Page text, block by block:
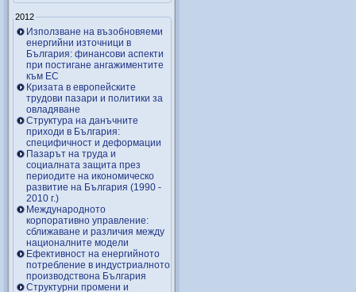
2012
Използване на възобновяеми
енергийни източници в
България: финансови аспекти
при постигане ангажиментите
към ЕС
Кризата в европейските
трудови пазари и политики за
овладяване
Структура на данъчните
приходи в България:
специфичност и деформации
Пазарът на труда и
социалната защита през
периодите на икономическо
развитие на България (1990 -
2010 г.)
Международното
корпоративно управление:
сближаване и различия между
националните модели
Ефективност на енергийното
потребление в индустриалното
производствона България
Структурни промени и